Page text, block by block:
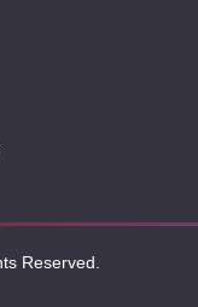
Reserved.